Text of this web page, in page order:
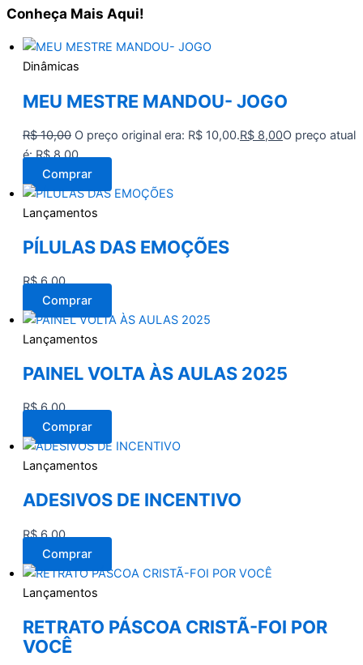
Conheça Mais Aqui!
Dinâmicas
MEU MESTRE MANDOU- JOGO
R$10,00 O preço original era: R$ 10,00.R$ 8,00O preço atual
é: R$ 8,00.
Comprar
Lançamentos
PÍLULAS DAS EMOÇÕES
R$6,00
Comprar
Lançamentos
PAINEL VOLTA ÀS AULAS 2025
R$6,00
Comprar
Lançamentos
ADESIVOS DE INCENTIVO
R$6,00
Comprar
Lançamentos
RETRATO PÁSCOA CRISTÃ-FOI POR
VOCÊ